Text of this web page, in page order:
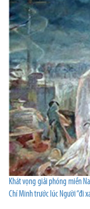
Khát vọng giải phóng miền
Chí Minh trước lúc Người “đi